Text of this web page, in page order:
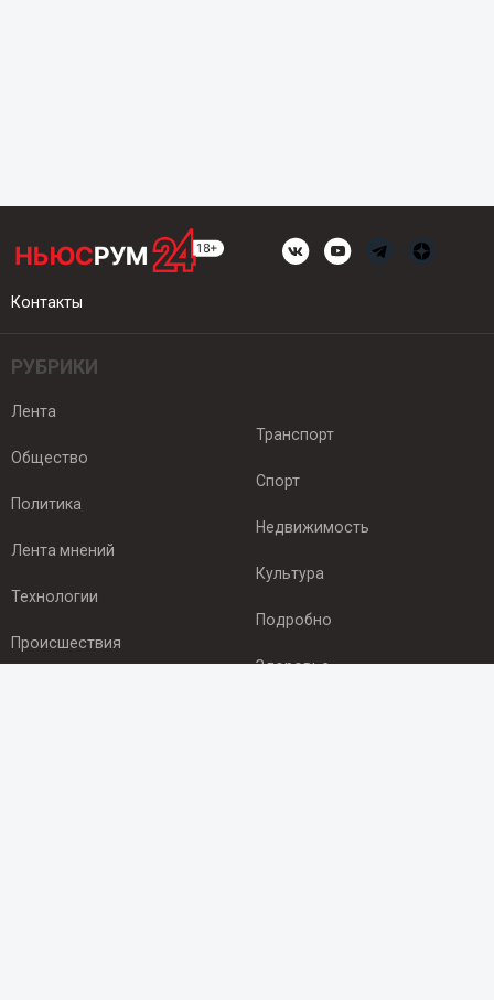
Контакты
РУБРИКИ
Лента
Общество
Политика
Лента мнений
Технологии
Происшествия
Транспорт
Спорт
Недвижимость
Культура
Подробно
Здоровье